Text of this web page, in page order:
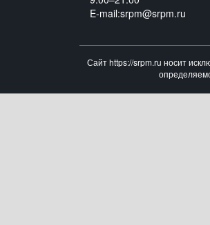
E-mail:srpm@srpm.ru
Сайт https://srpm.ru носит